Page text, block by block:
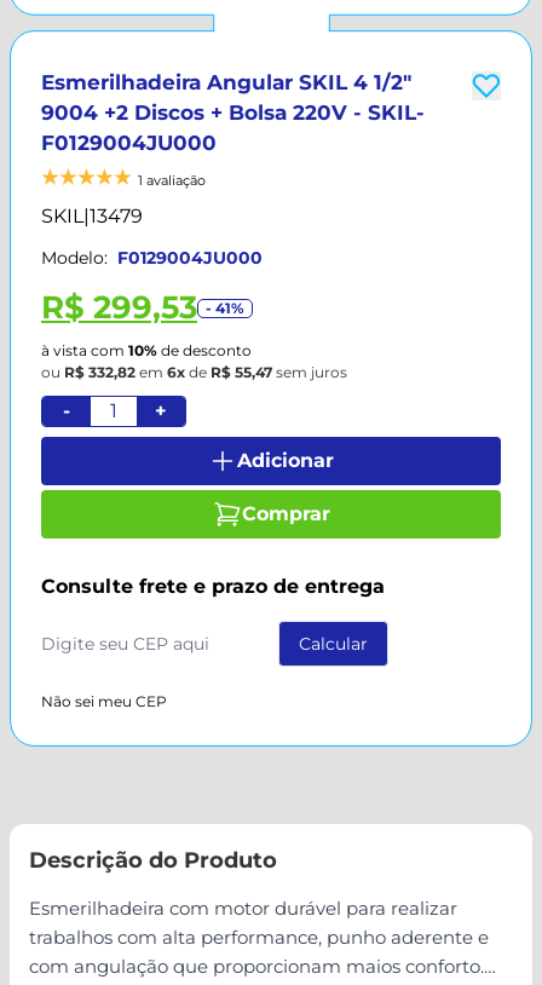
Esmerilhadeira Angular SKIL 4 1/2"
9004 +2 Discos + Bolsa 220V - SKIL-
F0129004JU000
1 avaliação
SKIL|13479
Modelo: F0129004JU000
R$ 299,53 - 41%
à vista com 10% de desconto
ou R$ 332,82 em 6x de R$ 55,47 sem juros
- +
Adicionar
Comprar
Consulte frete e prazo de entrega
Não sei meu CEP
Descrição do Produto
Esmerilhadeira com motor durável para realizar
trabalhos com alta performance, punho aderente e
com angulação que proporcionam maios conforto.